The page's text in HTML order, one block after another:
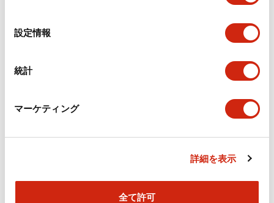
設定情報
統計
マーケティング
詳細を表示
全て許可
仕様 すべて展開+